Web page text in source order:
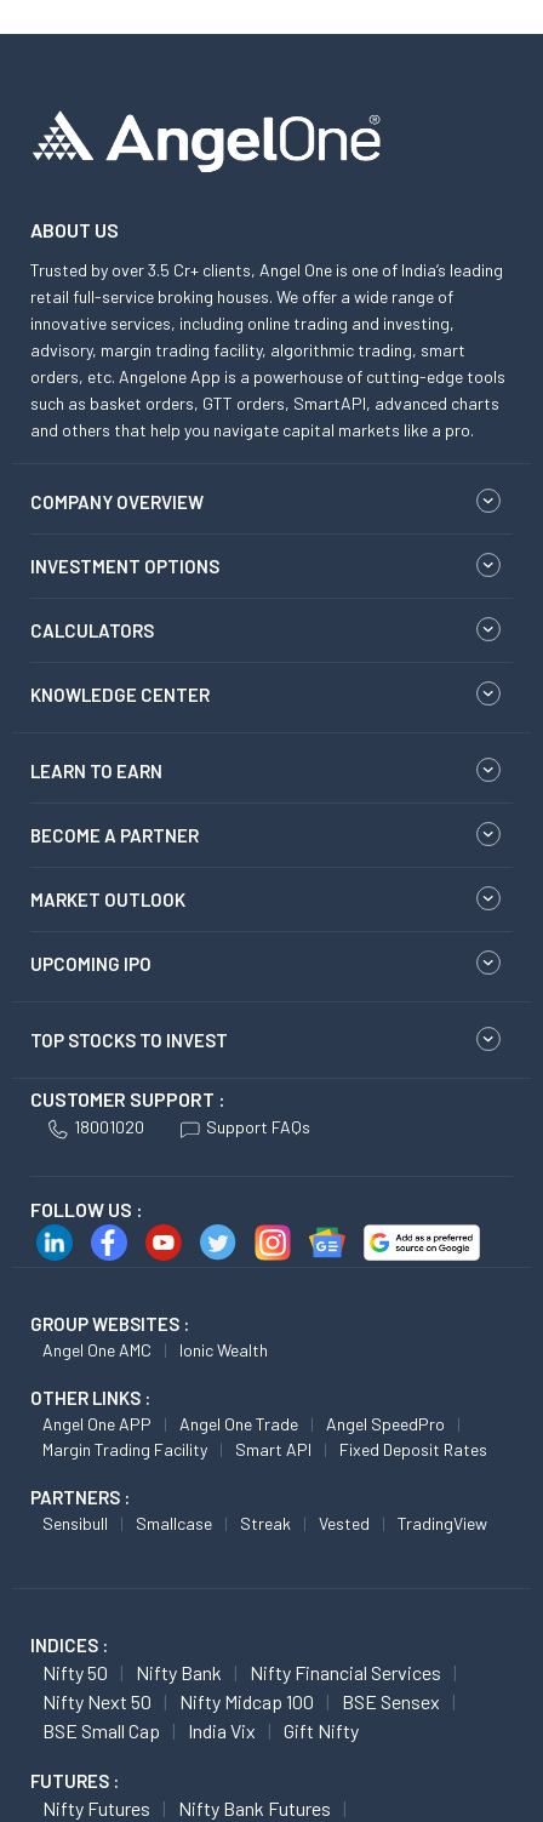
ABOUT US
Trusted by over 3.5 Cr+ clients, Angel One is one of India’s leading
retail full-service broking houses. We offer a wide range of
innovative services, including online trading and investing,
advisory, margin trading facility, algorithmic trading, smart
orders, etc. Angelone App is a powerhouse of cutting-edge tools
such as basket orders, GTT orders, SmartAPI, advanced charts
and others that help you navigate capital markets like a pro.
COMPANY OVERVIEW
INVESTMENT OPTIONS
CALCULATORS
KNOWLEDGE CENTER
LEARN TO EARN
BECOME A PARTNER
MARKET OUTLOOK
UPCOMING IPO
TOP STOCKS TO INVEST
CUSTOMER SUPPORT :
18001020 Support FAQs
FOLLOW US :
GROUP WEBSITES :
Angel One AMC Ionic Wealth
OTHER LINKS :
Angel One APP Angel One Trade
Angel SpeedPro
Margin Trading Facility
Smart API Fixed Deposit Rates
PARTNERS :
Sensibull Smallcase Streak Vested TradingView
INDICES :
Nifty 50 Nifty Bank
Nifty Financial Services
Nifty Next 50
Nifty Midcap 100
BSE Sensex
BSE Small Cap
India Vix Gift Nifty
FUTURES :
Nifty Futures
Nifty Bank Futures